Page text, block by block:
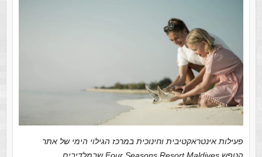
פעילות אינטראקטיבית וחינוכית במרכז הגילוי הימי של אתר